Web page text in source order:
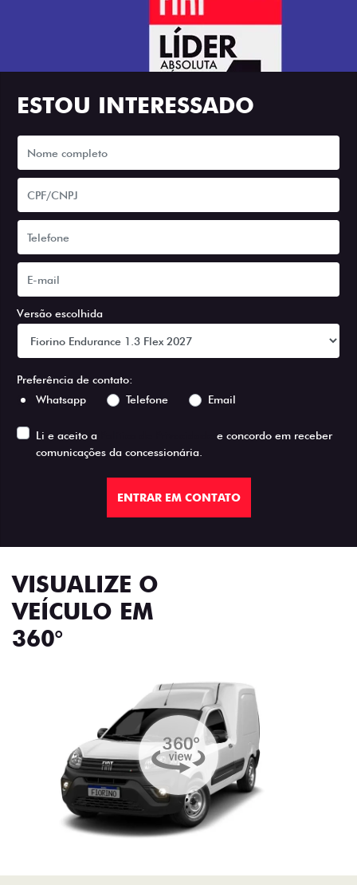
ESTOU INTERESSADO
Versão escolhida
Preferência de contato:
Whatsapp
Telefone Email
Li e aceito a
e concordo em receber
comunicações da concessionária.
ENTRAR EM CONTATO
VISUALIZE O
VEÍCULO EM
360°